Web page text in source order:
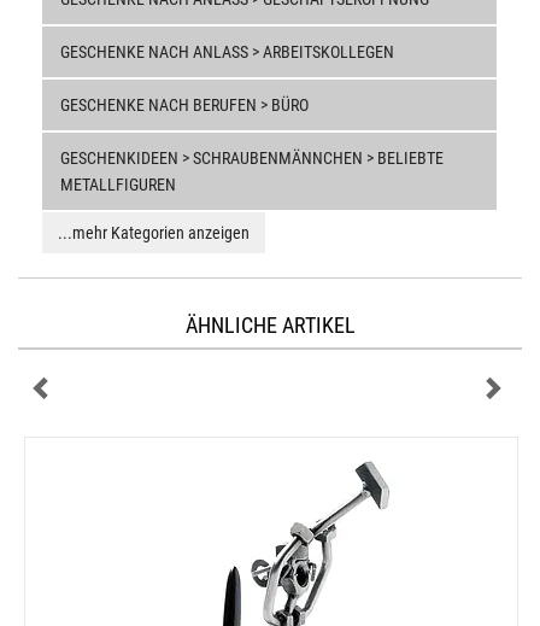
GESCHENKE NACH ANLASS > ARBEITSKOLLEGEN
GESCHENKE NACH BERUFEN > BÜRO
GESCHENKIDEEN > SCHRAUBENMÄNNCHEN > BELIEBTE
METALLFIGUREN
...mehr Kategorien anzeigen
ÄHNLICHE ARTIKEL